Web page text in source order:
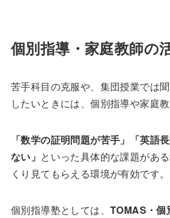
個別指導・家庭教師の
苦手科目の克服や、集団授業では
したいときには、個別指導や家庭教
「数学の証明問題が苦手」「英語
ない」 といった具体的な課題があ
くり見てもらえる環境が有効です。
個別指導塾としては、 TOMAS・個